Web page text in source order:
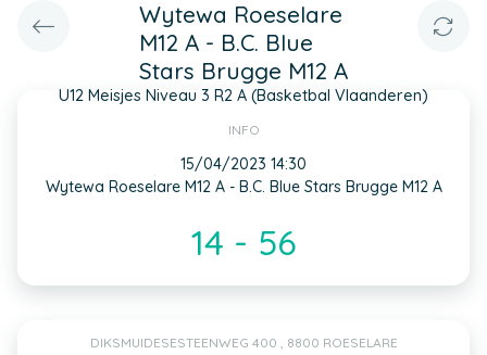
Wytewa Roeselare
M12 A - B.C. Blue
Stars Brugge M12 A
U12 Meisjes Niveau 3 R2 A (Basketbal Vlaanderen)
INFO
15/04/2023 14:30
Wytewa Roeselare M12 A - B.C. Blue Stars Brugge M12 A
14 - 56
DIKSMUIDESESTEENWEG 400 , 8800 ROESELARE